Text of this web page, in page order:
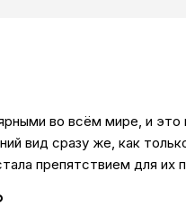
питомцев
во всём мире, и это
вид сразу же, как
препятствием для их